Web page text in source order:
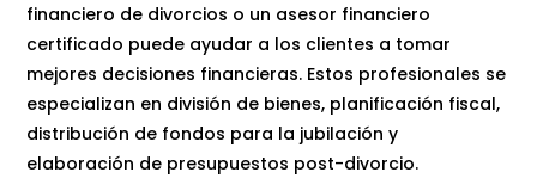
financiero de divorcios o un asesor financiero
certificado puede ayudar a los clientes a tomar
mejores decisiones financieras. Estos profesionales se
especializan en división de bienes, planificación fiscal,
distribución de fondos para la jubilación y
elaboración de presupuestos post-divorcio.